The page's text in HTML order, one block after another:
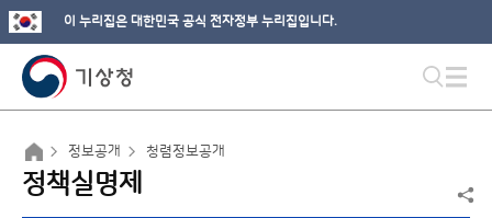
이 누리집은 대한민국 공식 전자정부 누리집입니다.
정보공개 청렴정보공개
정책실명제